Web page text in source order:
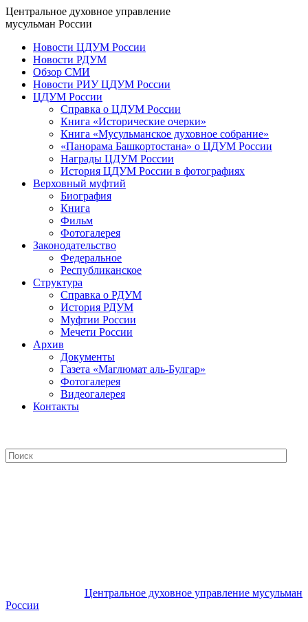
Центральное духовное управление
мусульман России
Новости ЦДУМ России
Новости РДУМ
Обзор СМИ
Новости РИУ ЦДУМ России
ЦДУМ России
Справка о ЦДУМ России
Книга «Исторические очерки»
Книга «Мусульманское духовное собрание»
«Панорама Башкортостана» о ЦДУМ России
Награды ЦДУМ России
История ЦДУМ России в фотографиях
Верховный муфтий
Биография
Книга
Фильм
Фотогалерея
Законодательство
Федеральное
Республиканское
Структура
Справка о РДУМ
История РДУМ
Муфтии России
Мечети России
Архив
Документы
Газета «Маглюмат аль-Булгар»
Фотогалерея
Видеогалерея
Контакты
Центральное духовное управление мусульман
России